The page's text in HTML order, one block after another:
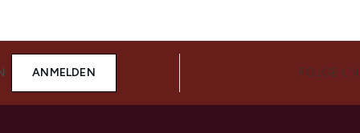
ANMELDEN FOLGE